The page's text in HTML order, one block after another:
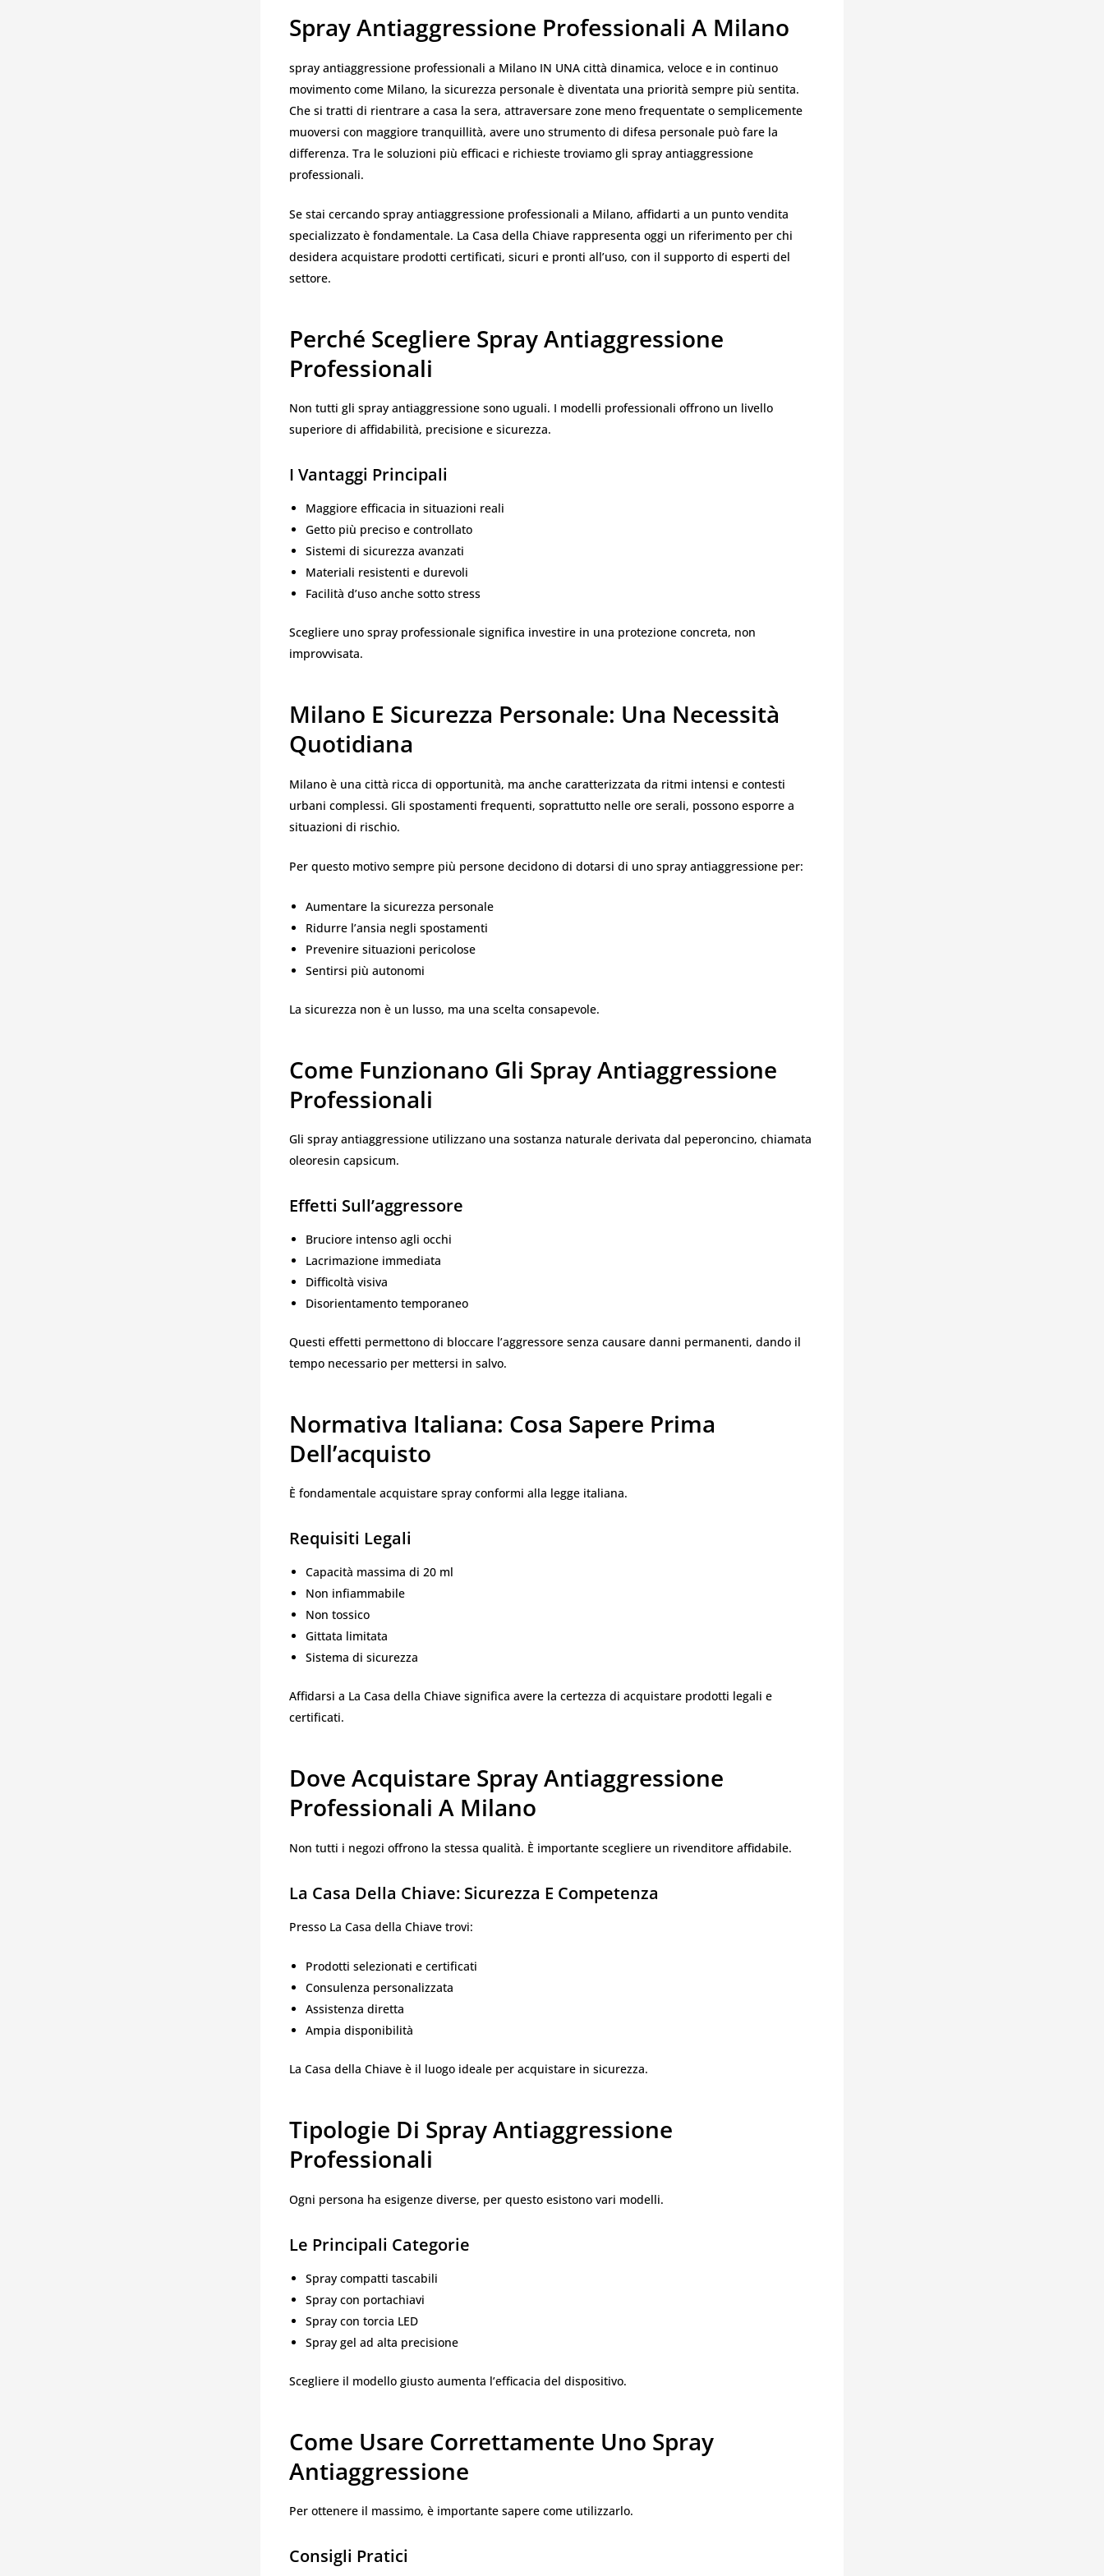
Spray Antiaggressione Professionali A Milano
spray antiaggressione professionali a Milano IN UNA città dinamica, veloce e in continuo
movimento come Milano, la sicurezza personale è diventata una priorità sempre più sentita.
Che si tratti di rientrare a casa la sera, attraversare zone meno frequentate o semplicemente
muoversi con maggiore tranquillità, avere uno strumento di difesa personale può fare la
differenza. Tra le soluzioni più efficaci e richieste troviamo gli spray antiaggressione
professionali.
Se stai cercando spray antiaggressione professionali a Milano, affidarti a un punto vendita
specializzato è fondamentale. La Casa della Chiave rappresenta oggi un riferimento per chi
desidera acquistare prodotti certificati, sicuri e pronti all’uso, con il supporto di esperti del
settore.
Perché Scegliere Spray Antiaggressione
Professionali
Non tutti gli spray antiaggressione sono uguali. I modelli professionali offrono un livello
superiore di affidabilità, precisione e sicurezza.
I Vantaggi Principali
Maggiore efficacia in situazioni reali
Getto più preciso e controllato
Sistemi di sicurezza avanzati
Materiali resistenti e durevoli
Facilità d’uso anche sotto stress
Scegliere uno spray professionale significa investire in una protezione concreta, non
improvvisata.
Milano E Sicurezza Personale: Una Necessità
Quotidiana
Milano è una città ricca di opportunità, ma anche caratterizzata da ritmi intensi e contesti
urbani complessi. Gli spostamenti frequenti, soprattutto nelle ore serali, possono esporre a
situazioni di rischio.
Per questo motivo sempre più persone decidono di dotarsi di uno spray antiaggressione per:
Aumentare la sicurezza personale
Ridurre l’ansia negli spostamenti
Prevenire situazioni pericolose
Sentirsi più autonomi
La sicurezza non è un lusso, ma una scelta consapevole.
Come Funzionano Gli Spray Antiaggressione
Professionali
Gli spray antiaggressione utilizzano una sostanza naturale derivata dal peperoncino, chiamata
oleoresin capsicum.
Effetti Sull’aggressore
Bruciore intenso agli occhi
Lacrimazione immediata
Difficoltà visiva
Disorientamento temporaneo
Questi effetti permettono di bloccare l’aggressore senza causare danni permanenti, dando il
tempo necessario per mettersi in salvo.
Normativa Italiana: Cosa Sapere Prima
Dell’acquisto
È fondamentale acquistare spray conformi alla legge italiana.
Requisiti Legali
Capacità massima di 20 ml
Non infiammabile
Non tossico
Gittata limitata
Sistema di sicurezza
Affidarsi a La Casa della Chiave significa avere la certezza di acquistare prodotti legali e
certificati.
Dove Acquistare Spray Antiaggressione
Professionali A Milano
Non tutti i negozi offrono la stessa qualità. È importante scegliere un rivenditore affidabile.
La Casa Della Chiave: Sicurezza E Competenza
Presso La Casa della Chiave trovi:
Prodotti selezionati e certificati
Consulenza personalizzata
Assistenza diretta
Ampia disponibilità
La Casa della Chiave è il luogo ideale per acquistare in sicurezza.
Tipologie Di Spray Antiaggressione
Professionali
Ogni persona ha esigenze diverse, per questo esistono vari modelli.
Le Principali Categorie
Spray compatti tascabili
Spray con portachiavi
Spray con torcia LED
Spray gel ad alta precisione
Scegliere il modello giusto aumenta l’efficacia del dispositivo.
Come Usare Correttamente Uno Spray
Antiaggressione
Per ottenere il massimo, è importante sapere come utilizzarlo.
Consigli Pratici